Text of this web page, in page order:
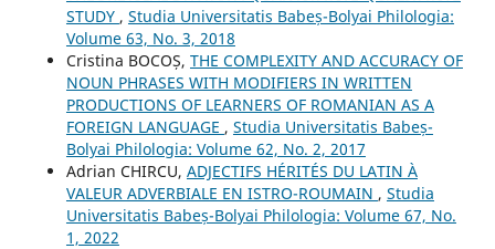
STUDY , Studia Universitatis Babeș-Bolyai Philologia:
Volume 63, No. 3, 2018
Cristina BOCOȘ, THE COMPLEXITY AND ACCURACY OF
NOUN PHRASES WITH MODIFIERS IN WRITTEN
PRODUCTIONS OF LEARNERS OF ROMANIAN AS A
FOREIGN LANGUAGE , Studia Universitatis Babeș-
Bolyai Philologia: Volume 62, No. 2, 2017
Adrian CHIRCU, ADJECTIFS HÉRITÉS DU LATIN À
VALEUR ADVERBIALE EN ISTRO-ROUMAIN , Studia
Universitatis Babeș-Bolyai Philologia: Volume 67, No.
1, 2022